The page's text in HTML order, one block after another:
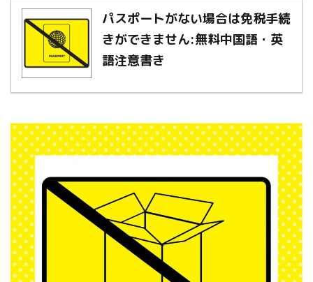
パスポートがない場合は免税手続
きができません:無料中国語・英
語注意書き